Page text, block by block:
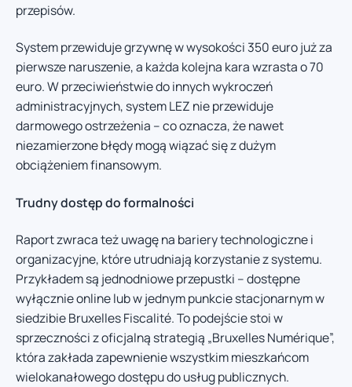
przepisów.
System przewiduje grzywnę w wysokości 350 euro już za
pierwsze naruszenie, a każda kolejna kara wzrasta o 70
euro. W przeciwieństwie do innych wykroczeń
administracyjnych, system LEZ nie przewiduje
darmowego ostrzeżenia – co oznacza, że nawet
niezamierzone błędy mogą wiązać się z dużym
obciążeniem finansowym.
Trudny dostęp do formalności
Raport zwraca też uwagę na bariery technologiczne i
organizacyjne, które utrudniają korzystanie z systemu.
Przykładem są jednodniowe przepustki – dostępne
wyłącznie online lub w jednym punkcie stacjonarnym w
siedzibie Bruxelles Fiscalité. To podejście stoi w
sprzeczności z oficjalną strategią „Bruxelles Numérique”,
która zakłada zapewnienie wszystkim mieszkańcom
wielokanałowego dostępu do usług publicznych.